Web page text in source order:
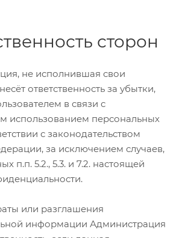
сторон
не исполнившая свои
ответственность за убытки,
в связи с
использованием персональных
с законодательством
за исключением случаев,
п.п. 5.2., 5.3. и 7.2. настоящей
или разглашения
информации Администрация